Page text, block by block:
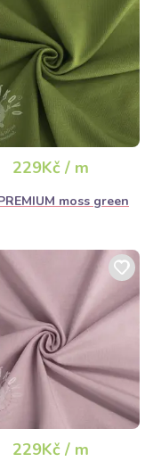
229Kč / m
moss green
229Kč / m